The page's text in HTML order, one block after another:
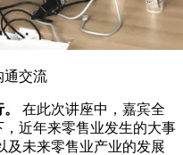
通交流
在此次讲座中，嘉宾全
近年来零售业发生的大事
及未来零售业产业的发展